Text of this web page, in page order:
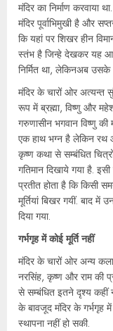
मंदिर का निर्माण करवाया
मंदिर पूर्वाभिमुखी है और
कि यहां पर शिखर हीन
स्तंभ है जिन्हे देखकर यह
निर्मित था, लेकिनअब
मंदिर के चारों ओर अत्यन्त
रूप में ब्रह्मा, विष्णु और
गरुणासीन भगवान विष्णु की
एक हाथ भग्न है लेकिन रथ
कृष्ण कथा से सम्बंधित
गतिमान दिखाये गया है.
प्रतीत होता है कि किसी
मूर्तियां बिखर गयीं. बाद में
दिया गया.
गर्भगृह में कोई मूर्ति नहीं
मंदिर के चारों ओर अन्य
नरसिंह, कृष्ण और राम की
से सम्बंधित इतने दृश्य कहीं
के बावजूद मंदिर के गर्भगृह में
स्थापना नहीं हो सकी.